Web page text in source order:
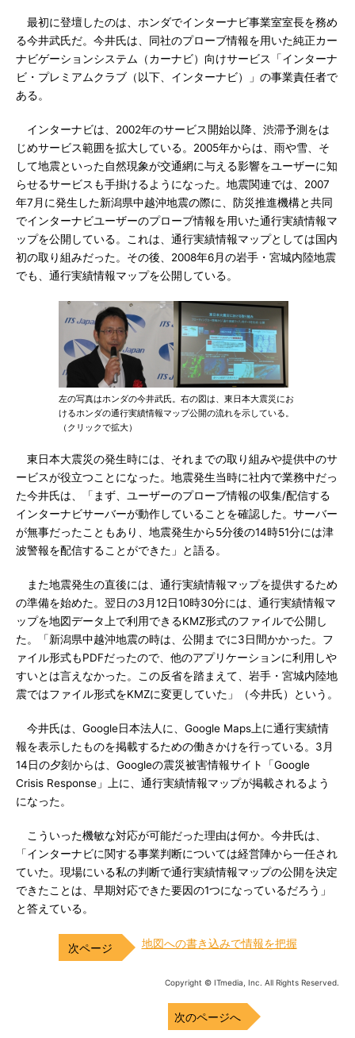
最初に登壇したのは、ホンダでインターナビ事業室室長を務め
る今井武氏だ。今井氏は、同社のプローブ情報を用いた純正カー
ナビゲーションシステム（カーナビ）向けサービス「インターナ
ビ・プレミアムクラブ（以下、インターナビ）」の事業責任者で
ある。
インターナビは、2002年のサービス開始以降、渋滞予測をは
じめサービス範囲を拡大している。2005年からは、雨や雪、そ
して地震といった自然現象が交通網に与える影響をユーザーに知
らせるサービスも手掛けるようになった。地震関連では、2007
年7月に発生した新潟県中越沖地震の際に、防災推進機構と共同
でインターナビユーザーのプローブ情報を用いた通行実績情報マ
ップを公開している。これは、通行実績情報マップとしては国内
初の取り組みだった。その後、2008年6月の岩手・宮城内陸地震
でも、通行実績情報マップを公開している。
左の写真はホンダの今井武氏。右の図は、東日本大震災にお
けるホンダの通行実績情報マップ公開の流れを示している。
（クリックで拡大）
東日本大震災の発生時には、それまでの取り組みや提供中のサ
ービスが役立つことになった。地震発生当時に社内で業務中だっ
た今井氏は、「まず、ユーザーのプローブ情報の収集/配信する
インターナビサーバーが動作していることを確認した。サーバー
が無事だったこともあり、地震発生から5分後の14時51分には津
波警報を配信することができた」と語る。
また地震発生の直後には、通行実績情報マップを提供するため
の準備を始めた。翌日の3月12日10時30分には、通行実績情報マ
ップを地図データ上で利用できるKMZ形式のファイルで公開し
た。「新潟県中越沖地震の時は、公開までに3日間かかった。フ
ァイル形式もPDFだったので、他のアプリケーションに利用しや
すいとは言えなかった。この反省を踏まえて、岩手・宮城内陸地
震ではファイル形式をKMZに変更していた」（今井氏）という。
今井氏は、Google日本法人に、Google Maps上に通行実績情
報を表示したものを掲載するための働きかけを行っている。3月
14日の夕刻からは、Googleの震災被害情報サイト「Google
Crisis Response」上に、通行実績情報マップが掲載されるよう
になった。
こういった機敏な対応が可能だった理由は何か。今井氏は、
「インターナビに関する事業判断については経営陣から一任され
ていた。現場にいる私の判断で通行実績情報マップの公開を決定
できたことは、早期対応できた要因の1つになっているだろう」
と答えている。
地図への書き込みで情報を把握
Copyright © ITmedia, Inc. All Rights Reserved.
次のページへ